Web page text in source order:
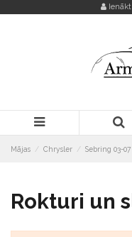
Ienākt
Mājas Chrysler Sebring 03-07
Rokturi un